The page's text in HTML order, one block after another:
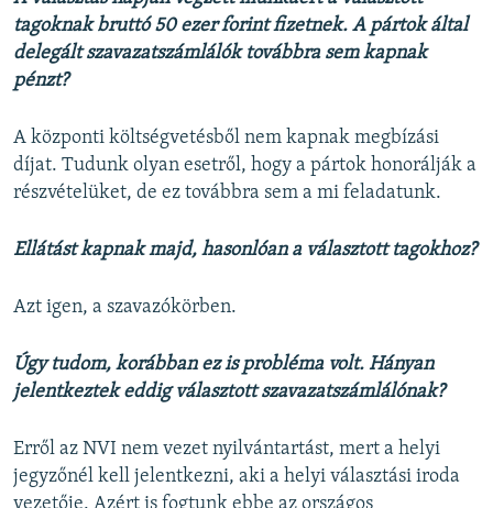
tagoknak bruttó 50 ezer forint fizetnek. A pártok által
delegált szavazatszámlálók továbbra sem kapnak
pénzt?
A központi költségvetésből nem kapnak megbízási
díjat. Tudunk olyan esetről, hogy a pártok honorálják a
részvételüket, de ez továbbra sem a mi feladatunk.
Ellátást kapnak majd, hasonlóan a választott tagokhoz?
Azt igen, a szavazókörben.
Úgy tudom, korábban ez is probléma volt. Hányan
jelentkeztek eddig választott szavazatszámlálónak?
Erről az NVI nem vezet nyilvántartást, mert a helyi
jegyzőnél kell jelentkezni, aki a helyi választási iroda